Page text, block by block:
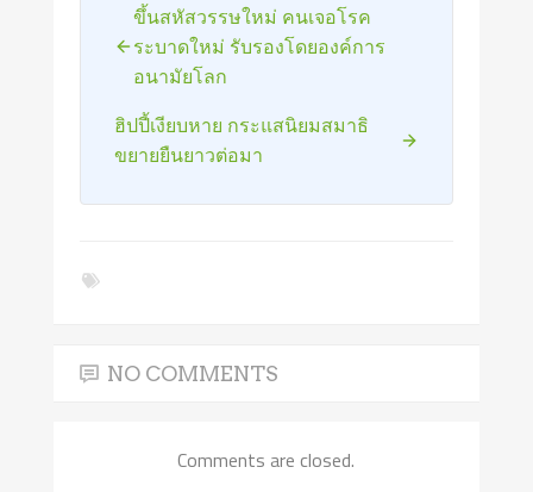
ขึ้นสหัสวรรษใหม่ คนเจอโรค
ระบาดใหม่ รับรองโดยองค์การ
อนามัยโลก
ฮิปปี้เงียบหาย กระแสนิยมสมาธิ
ขยายยืนยาวต่อมา
NO COMMENTS
Comments are closed.